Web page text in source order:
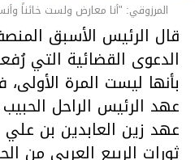
المرزوقي: "أنا معارض ولست خائناً
قال الرئيس الأسبق
الدعوى القضائية التي
بأنها ليست المرة
عهد الرئيس الراحل
عهد زين العابدين بن علي
ثورات الربيع العربي من